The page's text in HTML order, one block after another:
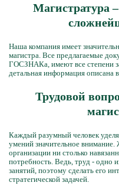
Магистратура
Наша компания имеет
магистра. Все предлагаемые
ГОСЗНАКа, имеют все степени
детальная информация описана
Трудовой
Каждый разумный человек
умений значительное
организации ни столько
потребность. Ведь, труд - одно
занятий, поэтому сделать его
стратегической задачей.